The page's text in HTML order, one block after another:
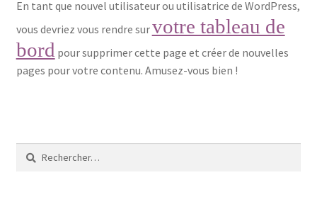
En tant que nouvel utilisateur ou utilisatrice de WordPress,
vous devriez vous rendre survotre tableau de
bord pour supprimer cette page et créer de nouvelles
pages pour votre contenu. Amusez-vous bien !
Rechercher :